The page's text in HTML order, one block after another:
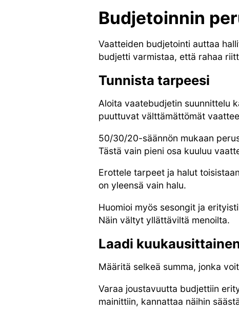
Budjetoinnin
Vaatteiden budjetointi auttaa
budjetti varmistaa, että rahaa
Tunnista tarpeesi
Aloita vaatebudjetin suunnittelu
puuttuvat välttämättömät
50/30/20-säännön mukaan
Tästä vain pieni osa kuuluu
Erottele tarpeet ja halut
on yleensä vain halu.
Huomioi myös sesongit ja
Näin vältyt yllättäviltä menoilta.
Laadi
Määritä selkeä summa, jonka
Varaa joustavuutta budjettiin
mainittiin, kannattaa näihin